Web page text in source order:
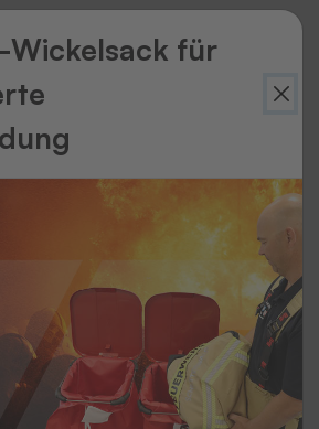
Wickelsack für